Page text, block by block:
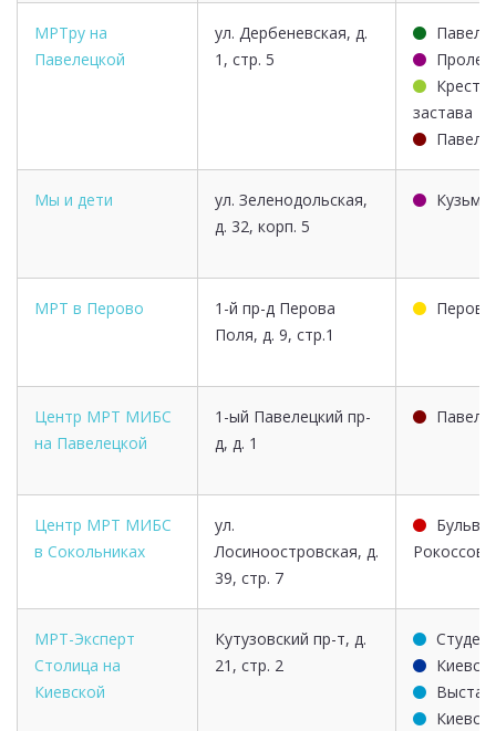
МРТру на
Павелецкой
ул. Дербеневская, д.
1, стр. 5
застава
Мы и дети
ул. Зеленодольская,
д. 32, корп. 5
МРТ в Перово
1-й пр-д Перова
Поля, д. 9, стр.1
Перово
Центр МРТ МИБС
на Павелецкой
1-ый Павелецкий пр-
д, д. 1
Центр МРТ МИБС
в Сокольниках
ул.
Лосиноостровская, д.
39, стр. 7
МРТ-Эксперт
Столица на
Киевской
Кутузовский пр-т, д.
21, стр. 2